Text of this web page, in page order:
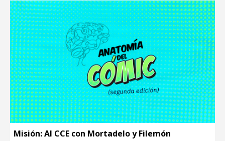
Misión: Al CCE con Mortadelo y Filemón